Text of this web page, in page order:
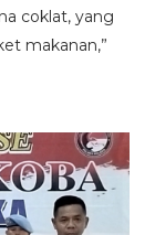
coklat, yang
makanan,”